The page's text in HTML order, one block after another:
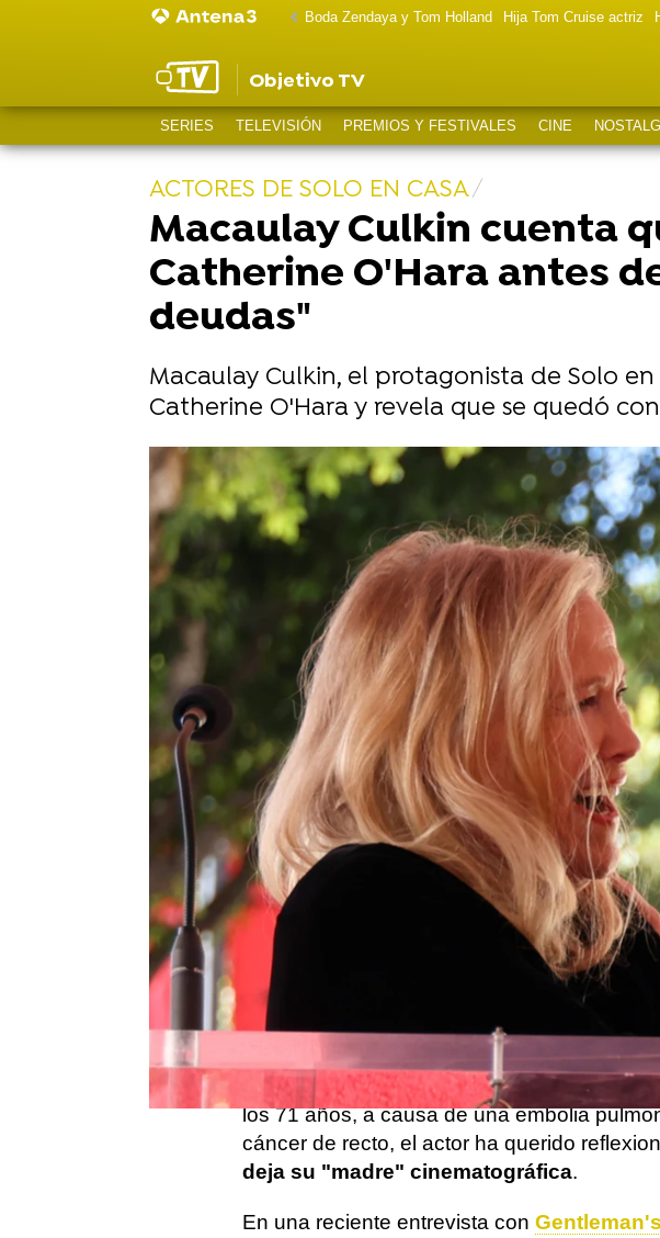
Boda Zendaya y Tom Holland Hija Tom Cruise actriz
Objetivo TV
SERIES TELEVISIÓN PREMIOS Y FESTIVALES CINE
ACTORES DE SOLO EN CASA
Macaulay Culkin cuenta
Catherine O'Hara antes
deudas"
Macaulay Culkin, el protagonista de Solo
Catherine O'Hara y revela que se quedó
Macaulay Culkin se sincera sobre su retiro del
Helena con Hache
Publicado:
La relación entre
y
pantalla desde que coincidieron en el set de
fallecimiento de la legendaria actriz
los 71 años, a causa de una embolia
cáncer de recto, el actor ha querido
deja su "madre" cinematográfica.
En una reciente entrevista con